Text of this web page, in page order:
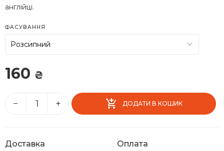
англійці.
ФАСУВАННЯ
160 ₴
+
− ДОДАТИ В КОШИК
Доставка Оплата